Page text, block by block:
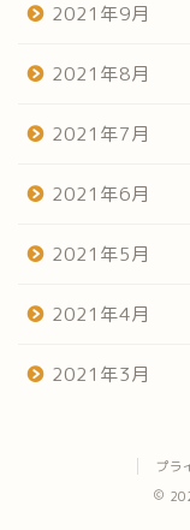
2021年9月
2021年8月
2021年7月
2021年6月
2021年5月
2021年4月
2021年3月
プラ